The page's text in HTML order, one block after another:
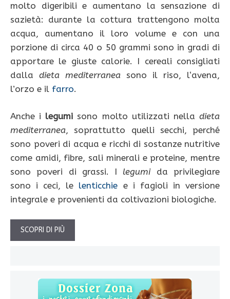
molto digeribili e aumentano la sensazione di
sazietà: durante la cottura trattengono molta
acqua, aumentano il loro volume e con una
porzione di circa 40 o 50 grammi sono in gradi di
apportare le giuste calorie. I cereali consigliati
dalla dieta mediterranea sono il riso, l‘avena,
l’orzo e il farro.
Anche i legumi sono molto utilizzati nelladieta
mediterranea, soprattutto quelli secchi, perché
sono poveri di acqua e ricchi di sostanze nutritive
come amidi, fibre, sali minerali e proteine, mentre
sono poveri di grassi. I legumida privilegiare
sono i ceci, le lenticchie e i fagioli in versione
integrale e provenienti da coltivazioni biologiche.
SCOPRI DI PIÙ